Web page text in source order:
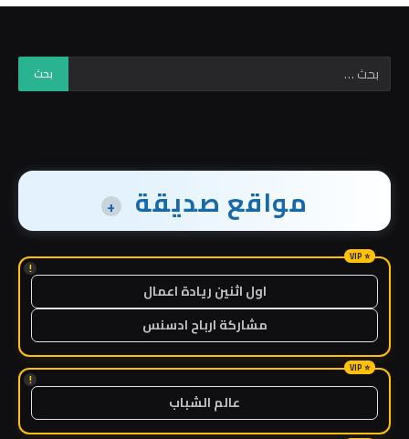
مواقع صديقة +
!
اول اثنين ريادة اعمال
مشاركة ارباح ادسنس
!
عالم الشباب